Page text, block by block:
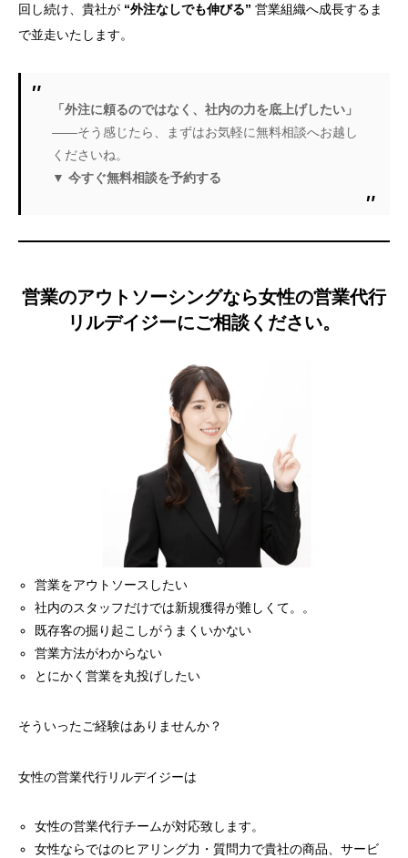
回し続け、貴社が “外注なしでも伸びる” 営業組織へ成長するま
で並走いたします。
「外注に頼るのではなく、社内の力を底上げしたい」
――そう感じたら、まずはお気軽に無料相談へお越し
くださいね。
▼ 今すぐ無料相談を予約する
営業のアウトソーシングなら女性の営業代行
リルデイジーにご相談ください。
営業をアウトソースしたい
社内のスタッフだけでは新規獲得が難しくて。。
既存客の掘り起こしがうまくいかない
営業方法がわからない
とにかく営業を丸投げしたい
そういったご経験はありませんか？
女性の営業代行リルデイジーは
女性の営業代行チームが対応致します。
女性ならではのヒアリング力・質問力で貴社の商品、サービ